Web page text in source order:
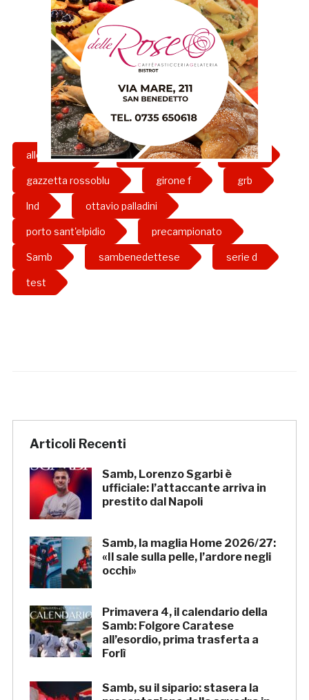
allenamento Amichevole calcio
gazzetta rossoblu girone f grb
lnd ottavio palladini
porto sant'elpidio precampionato
Samb sambenedettese serie d
test
Articoli Recenti
Samb, Lorenzo Sgarbi è
ufficiale: l’attaccante arriva in
prestito dal Napoli
Samb, la maglia Home 2026/27:
«Il sale sulla pelle, l’ardore negli
occhi»
Primavera 4, il calendario della
Samb: Folgore Caratese
all’esordio, prima trasferta a
Forlì
Samb, su il sipario: stasera la